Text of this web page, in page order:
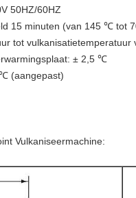
50HZ/60HZ
15 minuten (van 145 ℃ tot
tot vulkanisatietemperatuur
± 2,5 ℃
(aangepast)
Vulkaniseermachine: